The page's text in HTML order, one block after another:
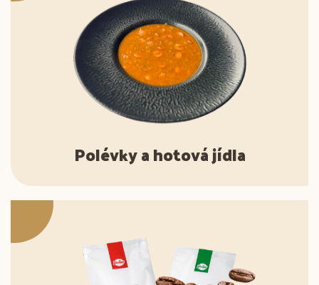
Polévky a hotová jídla